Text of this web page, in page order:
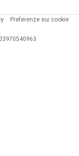
Preferenze sui cookie